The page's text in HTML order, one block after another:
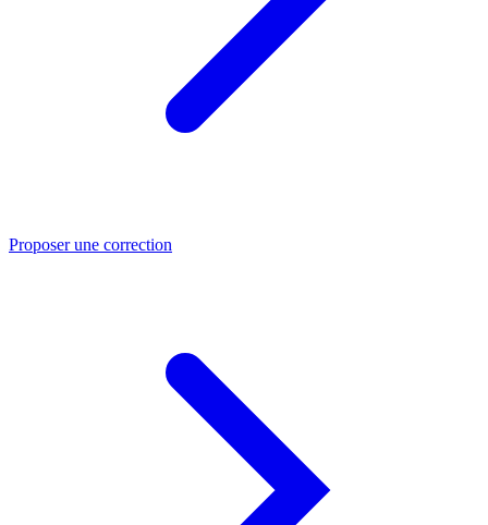
Proposer une correction